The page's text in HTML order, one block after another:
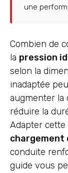
une
Combien de
la pression
selon la
inadaptée
augmenter la
réduire la
Adapter
chargement
conduite
guide vous